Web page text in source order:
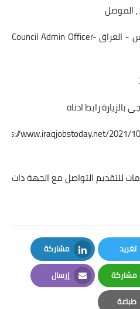
، الموصل
#وظيفة : موظف اداري للمجلس - العراق Council Admin Officer-
رابط ادناه
www.iraqjobstoday.net/2021/
للتقديم التواصل مع الجهة ذات
تغريد
Twitter
مشاركة
LinkedIn
مشاركة
Whatsapp
إرسال
Email
طباعة